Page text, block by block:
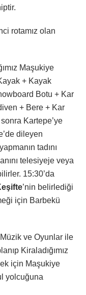
rotamız olan
Maşukiye
+ Kayak
Botu + Kar
+ Bere + Kar
Kartepe’ye
dileyen
tadını
telesiyeje veya
15:30’da
’nin belirlediği
için Barbekü
ve Oyunlar ile
Kiraladığımız
için Maşukiye
yolcuğuna